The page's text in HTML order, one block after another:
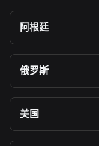
阿根廷
俄罗斯
美国